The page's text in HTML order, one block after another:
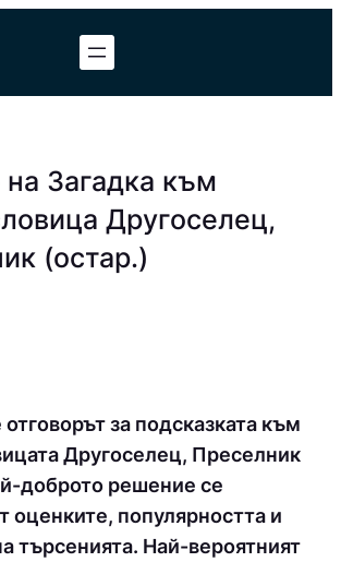
на Загадка към
Другоселец,
(остар.)
за подсказката към
Другоселец, Преселник
доброто решение се
оценките, популярността и
търсенията. Най-вероятният